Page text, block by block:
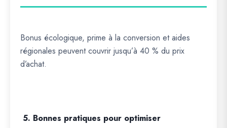
Bonus écologique, prime à la conversion et aides
régionales peuvent couvrir jusqu’à 40 % du prix
d’achat.
5. Bonnes pratiques pour optimiser